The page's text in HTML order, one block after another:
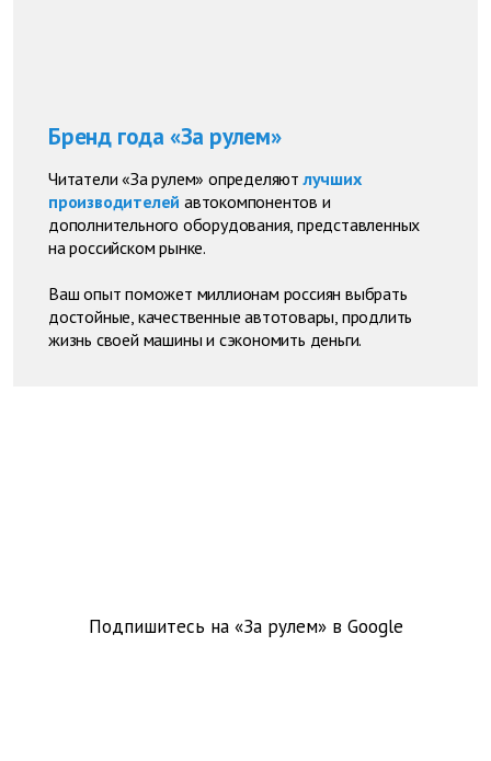
Бренд года «За рулем»
Читатели «За рулем» определяют лучших
производителей автокомпонентов и
дополнительного оборудования, представленных
на российском рынке.
Ваш опыт поможет миллионам россиян выбрать
достойные, качественные автотовары, продлить
жизнь своей машины и сэкономить деньги.
Подпишитесь на «За рулем» в Google